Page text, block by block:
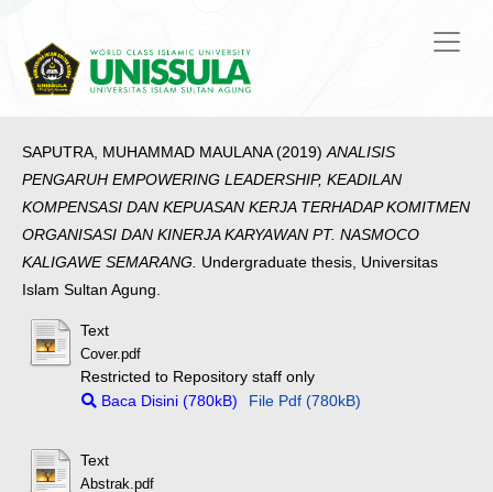
SAPUTRA, MUHAMMAD MAULANA(2019)ANALISIS
PENGARUH EMPOWERING LEADERSHIP, KEADILAN
KOMPENSASI DAN KEPUASAN KERJA TERHADAP KOMITMEN
ORGANISASI DAN KINERJA KARYAWAN PT. NASMOCO
KALIGAWE SEMARANG. Undergraduate thesis, Universitas
Islam Sultan Agung.
Text
Cover.pdf
Restricted to Repository staff only
Baca Disini (780kB)
File Pdf (780kB)
Text
Abstrak.pdf